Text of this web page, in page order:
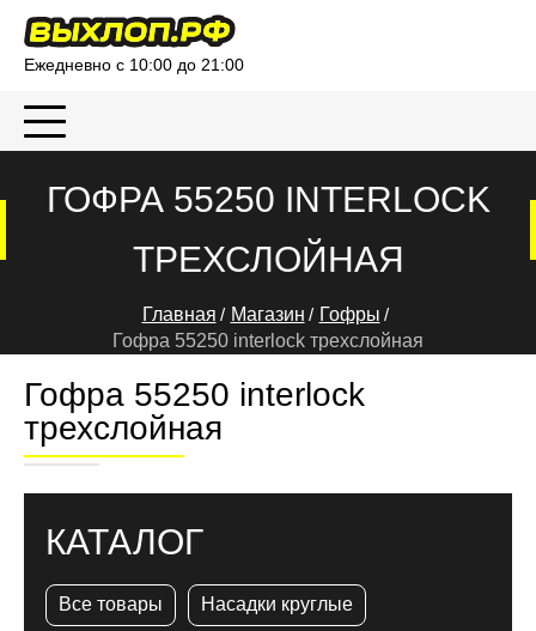
Ежедневно c 10:00 до 21:00
ГОФРА 55250 INTERLOCK
ТРЕХСЛОЙНАЯ
Главная Магазин
Гофры
Гофра 55250 interlock трехслойная
Гофра 55250 interlock
трехслойная
КАТАЛОГ
Все товары Насадки круглые